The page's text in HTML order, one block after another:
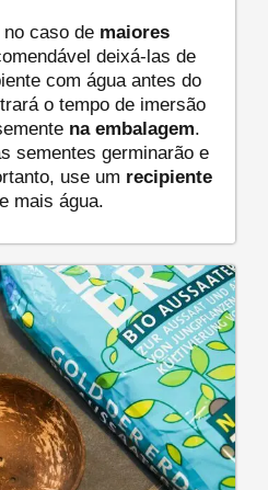
caso de maiores
deixá-las de
com água antes do
o tempo de imersão
na embalagem.
sementes germinarão e
use um recipiente
mais água.